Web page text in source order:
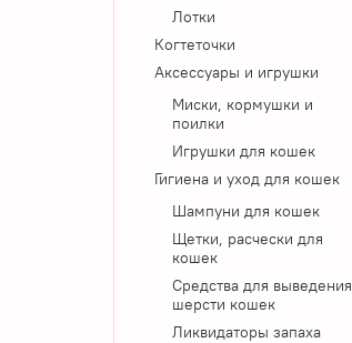
Лотки
Когтеточки
Аксессуары и игрушки
Миски, кормушки и
поилки
Игрушки для кошек
Гигиена и уход для кошек
Шампуни для кошек
Щетки, расчески для
кошек
Средства для выведения
шерсти кошек
Ликвидаторы запаха